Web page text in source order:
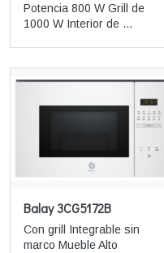
Potencia 800 W Grill de
1000 W Interior de ...
Balay 3CG5172B
Con grill Integrable sin
marco Mueble Alto